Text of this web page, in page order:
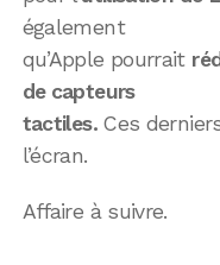
également
qu’Apple pourrait
de capteurs
tactiles.Ces
l’écran.
Affaire à suivre.